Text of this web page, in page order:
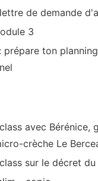
de demande
3
prépare ton
avec Bérénice,
crèche Le
sur le décret